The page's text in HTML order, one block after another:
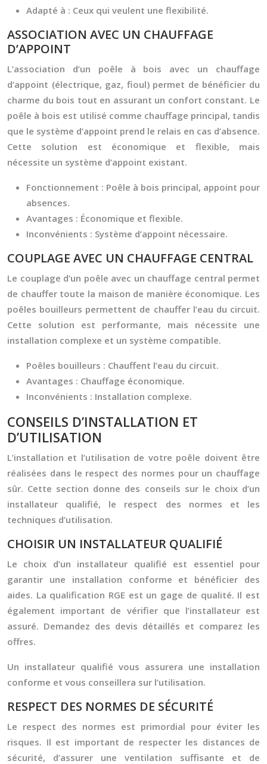
Adapté à : Ceux qui veulent une flexibilité.
ASSOCIATION AVEC UN CHAUFFAGE
D’APPOINT
L’association d’un poêle à bois avec un chauffage
d’appoint (électrique, gaz, fioul) permet de bénéficier du
charme du bois tout en assurant un confort constant. Le
poêle à bois est utilisé comme chauffage principal, tandis
que le système d’appoint prend le relais en cas d’absence.
Cette solution est économique et flexible, mais
nécessite un système d’appoint existant.
Fonctionnement : Poêle à bois principal, appoint pour
absences.
Avantages : Économique et flexible.
Inconvénients : Système d’appoint nécessaire.
COUPLAGE AVEC UN CHAUFFAGE CENTRAL
Le couplage d’un poêle avec un chauffage central permet
de chauffer toute la maison de manière économique. Les
poêles bouilleurs permettent de chauffer l’eau du circuit.
Cette solution est performante, mais nécessite une
installation complexe et un système compatible.
Poêles bouilleurs : Chauffent l’eau du circuit.
Avantages : Chauffage économique.
Inconvénients : Installation complexe.
CONSEILS D’INSTALLATION ET
D’UTILISATION
L’installation et l’utilisation de votre poêle doivent être
réalisées dans le respect des normes pour un chauffage
sûr. Cette section donne des conseils sur le choix d’un
installateur qualifié, le respect des normes et les
techniques d’utilisation.
CHOISIR UN INSTALLATEUR QUALIFIÉ
Le choix d’un installateur qualifié est essentiel pour
garantir une installation conforme et bénéficier des
aides. La qualification RGE est un gage de qualité. Il est
également important de vérifier que l’installateur est
assuré. Demandez des devis détaillés et comparez les
offres.
Un installateur qualifié vous assurera une installation
conforme et vous conseillera sur l’utilisation.
RESPECT DES NORMES DE SÉCURITÉ
Le respect des normes est primordial pour éviter les
risques. Il est important de respecter les distances de
sécurité, d’assurer une ventilation suffisante et de